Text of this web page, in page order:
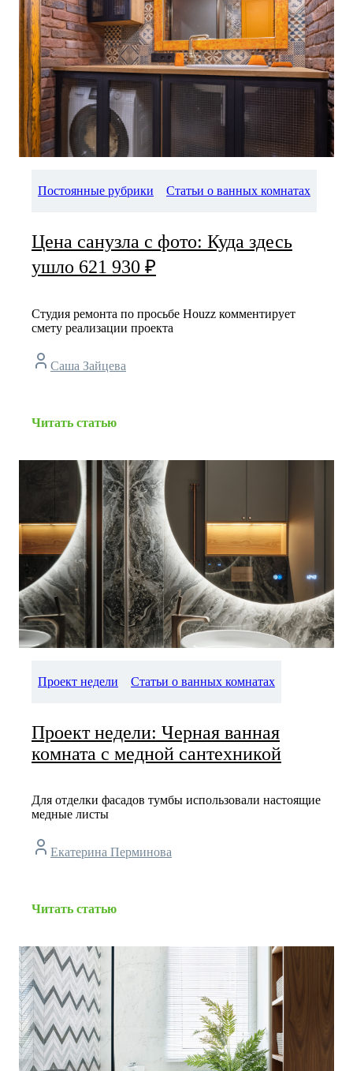
Постоянные рубрики Статьи о ванных комнатах
Цена санузла с фото: Куда здесь
ушло 621 930 ₽
Студия ремонта по просьбе Houzz комментирует
смету реализации проекта
Саша Зайцева
Читать статью
Проект недели Статьи о ванных комнатах
Проект недели: Черная ванная
комната с медной сантехникой
Для отделки фасадов тумбы использовали настоящие
медные листы
Екатерина Перминова
Читать статью